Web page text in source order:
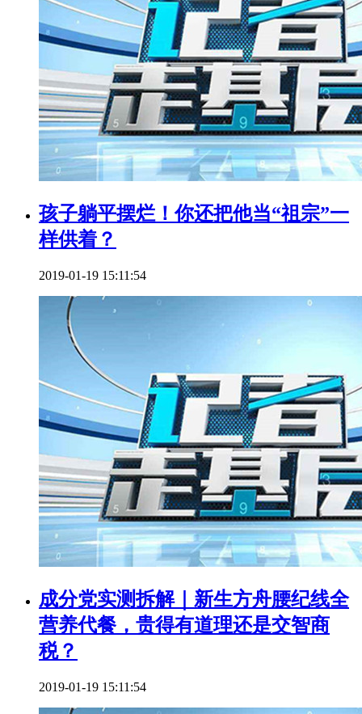
孩子躺平摆烂！你还把他当“祖宗”一
样供着？
2019-01-19 15:11:54
成分党实测拆解｜新生方舟腰纪线全
营养代餐，贵得有道理还是交智商
税？
2019-01-19 15:11:54